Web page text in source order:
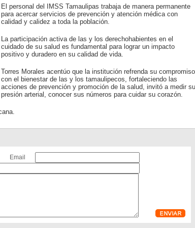
El personal del IMSS Tamaulipas trabaja de manera permanente
para acercar servicios de prevención y atención médica con
calidad y calidez a toda la población.
La participación activa de las y los derechohabientes en el
cuidado de su salud es fundamental para lograr un impacto
positivo y duradero en su calidad de vida.
Torres Morales acentúo que la institución refrenda su compromiso
con el bienestar de las y los tamaulipecos, fortaleciendo las
acciones de prevención y promoción de la salud, invitó a medir su
presión arterial, conocer sus números para cuidar su corazón.
Email